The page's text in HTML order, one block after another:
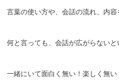
言葉の使い方や、会話の流れ、内容
何と言っても、会話が広がらないと
一緒にいて面白く無い！楽しく無